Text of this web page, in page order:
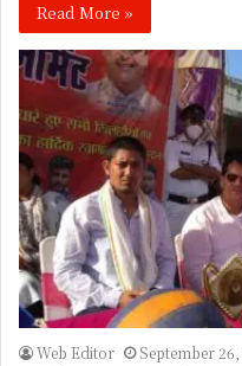
Read More »
Web Editor September 26,